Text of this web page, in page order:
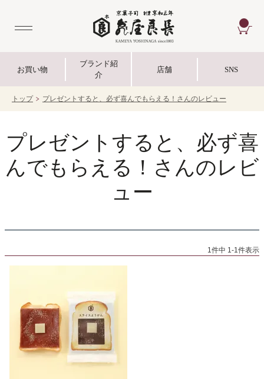
お買い物
ブランド紹
介
店舗 SNS
トップ プレゼントすると、必ず喜んでもらえる！さんのレビュー
プレゼントすると、必ず喜
んでもらえる！さんのレビ
ュー
1件中 1-1件表示